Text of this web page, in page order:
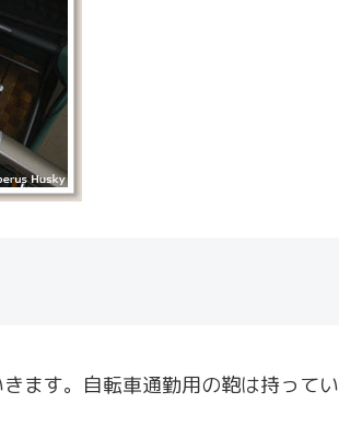
ます。自転車通勤用の鞄は持って